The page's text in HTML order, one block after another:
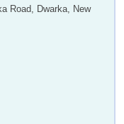
Road, Dwarka, New